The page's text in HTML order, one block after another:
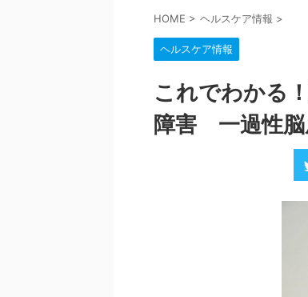
HOME > ヘルスケア情報 >
ヘルスケア情報
これでわかる
障害 一過性脳